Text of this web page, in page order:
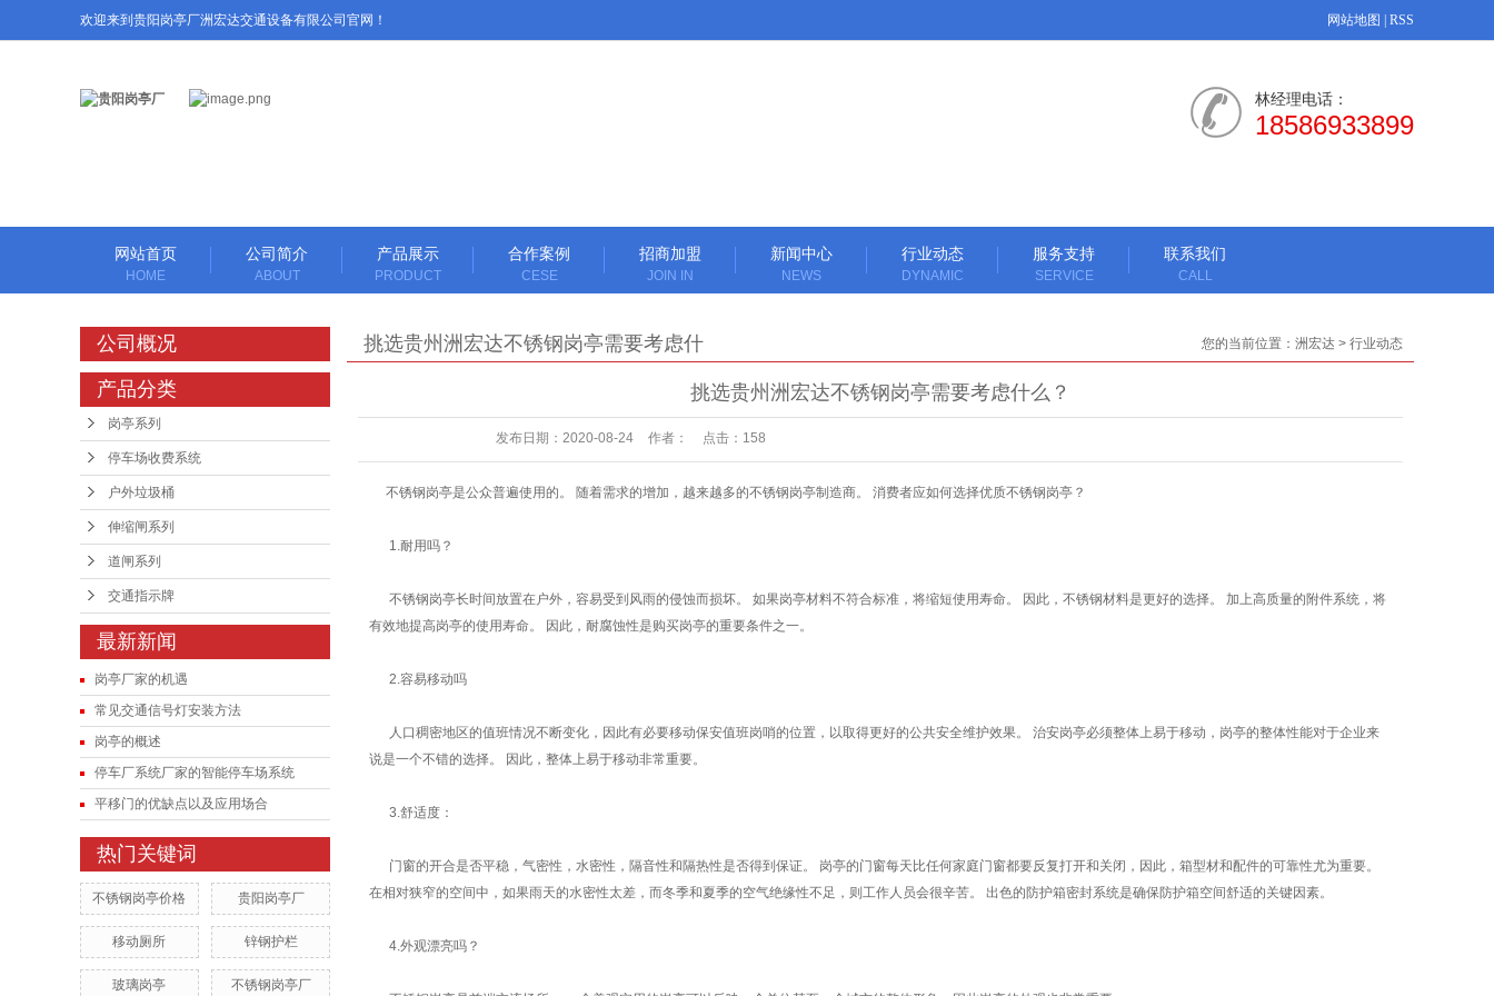
欢迎来到贵阳岗亭厂洲宏达交通设备有限公司官网！ 网站地图 RSS
林经理电话：
18586933899
网站首页
HOME
公司简介
ABOUT
产品展示
PRODUCT
停车场收费系统
道闸系列
合作案例
CESE
招商加盟
JOIN IN
新闻中心
NEWS
行业动态
DYNAMIC
服务支持
SERVICE
联系我们
CALL
公司概况
产品分类
岗亭系列
停车场收费系统
户外垃圾桶
伸缩闸系列
道闸系列
交通指示牌
最新新闻
岗亭厂家的机遇
常见交通信号灯安装方法
岗亭的概述
停车厂系统厂家的智能停车场系统
平移门的优缺点以及应用场合
热门关键词
不锈钢岗亭价格 贵阳岗亭厂
移动厕所 锌钢护栏
玻璃岗亭 不锈钢岗亭厂
挑选贵州洲宏达不锈钢岗亭需要考虑什
您的当前位置： 洲宏达 > 行业动态
挑选贵州洲宏达不锈钢岗亭需要考虑什么？
发布日期： 2020-08-24 作者： 点击： 158
不锈钢岗亭是公众普遍使用的。 随着需求的增加，越来越多的不锈钢岗亭制造商。 消费者应如何选择优质不锈钢岗亭？
1.耐用吗？
不锈钢岗亭长时间放置在户外，容易受到风雨的侵蚀而损坏。 如果岗亭材料不符合标准，将缩短使用寿命。 因此，不锈钢材料是更好的选择。 加上高质量的附件系统，将
有效地提高岗亭的使用寿命。 因此，耐腐蚀性是购买岗亭的重要条件之一。
2.容易移动吗
人口稠密地区的值班情况不断变化，因此有必要移动保安值班岗哨的位置，以取得更好的公共安全维护效果。 治安岗亭必须整体上易于移动，岗亭的整体性能对于企业来
说是一个不错的选择。 因此，整体上易于移动非常重要。
3.舒适度：
门窗的开合是否平稳，气密性，水密性，隔音性和隔热性是否得到保证。 岗亭的门窗每天比任何家庭门窗都要反复打开和关闭，因此，箱型材和配件的可靠性尤为重要。
在相对狭窄的空间中，如果雨天的水密性太差，而冬季和夏季的空气绝缘性不足，则工作人员会很辛苦。 出色的防护箱密封系统是确保防护箱空间舒适的关键因素。
4.外观漂亮吗？